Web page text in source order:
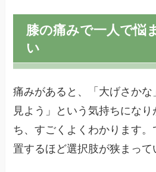
膝の痛みで一人で悩
い
痛みがあると、「大げさか
見よう」という気持ちにな
ち、すごくよくわかります
置するほど選択肢が狭まって